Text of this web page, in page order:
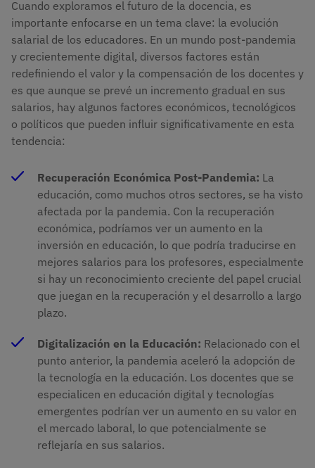
Cuando exploramos el futuro de la docencia, es
importante enfocarse en un tema clave: la evolución
salarial de los educadores. En un mundo post-pandemia
y crecientemente digital, diversos factores están
redefiniendo el valor y la compensación de los docentes y
es que aunque se prevé un incremento gradual en sus
salarios, hay algunos factores económicos, tecnológicos
o políticos que pueden influir significativamente en esta
tendencia:
Recuperación Económica Post-Pandemia: La
educación, como muchos otros sectores, se ha visto
afectada por la pandemia. Con la recuperación
económica, podríamos ver un aumento en la
inversión en educación, lo que podría traducirse en
mejores salarios para los profesores, especialmente
si hay un reconocimiento creciente del papel crucial
que juegan en la recuperación y el desarrollo a largo
plazo.
Digitalización en la Educación: Relacionado con el
punto anterior, la pandemia aceleró la adopción de
la tecnología en la educación. Los docentes que se
especialicen en educación digital y tecnologías
emergentes podrían ver un aumento en su valor en
el mercado laboral, lo que potencialmente se
reflejaría en sus salarios.